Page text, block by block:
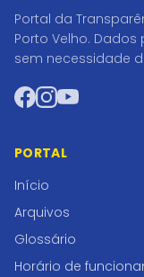
Portal da
Porto Velho.
sem necessidade
Facebook
Instagram
YouTube
PORTAL
Início
Arquivos
Glossário
Horário de